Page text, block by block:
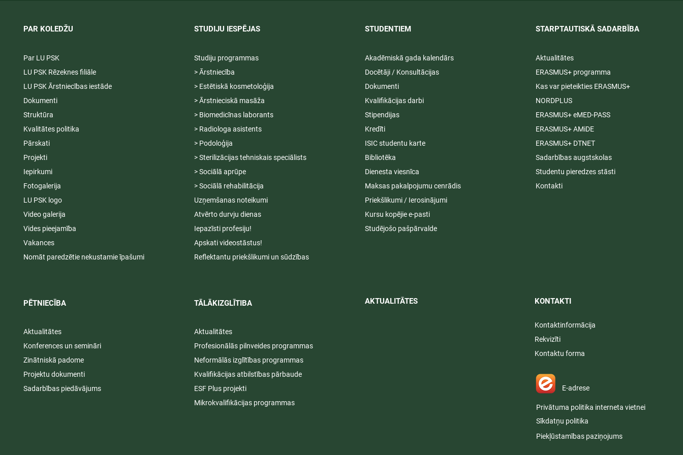
PAR KOLEDŽU
Par LU PSK
LU PSK Rēzeknes filiāle
LU PSK Ārstniecības iestāde
Dokumenti
Struktūra
Kvalitātes politika
Pārskati
Projekti
Iepirkumi
Fotogalerija
LU PSK logo
Video galerija
Vides pieejamība
Vakances
Nomāt paredzētie nekustamie īpašumi
PĒTNIECĪBA
Aktualitātes
Konferences un semināri
Zinātniskā padome
Projektu dokumenti
Sadarbības piedāvājums
STUDIJU IESPĒJAS
Studiju programmas
> Ārstniecība
> Estētiskā kosmetoloģija
> Ārstnieciskā masāža
> Biomedicīnas laborants
> Radiologa asistents
> Podoloģija
> Sterilizācijas tehniskais speciālists
> Sociālā aprūpe
> Sociālā rehabilitācija
Uzņemšanas noteikumi
Atvērto durvju dienas
Iepazīsti profesiju!
Apskati videostāstus!
Reflektantu priekšlikumi un sūdzības
TĀLĀKIZGLĪTIBA
Aktualitātes
Profesionālās pilnveides programmas
Neformālās izglītības programmas
Kvalifikācijas atbilstības pārbaude
ESF Plus projekti
Mikrokvalifikācijas programmas
STUDENTIEM​
Akadēmiskā gada kalendārs
Docētāji / Konsultācijas
Dokumenti
Kvalifikācijas darbi
Stipendijas
Kredīti
ISIC studentu karte
Bibliotēka
Dienesta viesnīca
Maksas pakalpojumu cenrādis
Priekšlikumi / Ierosinājumi
Kursu kopējie e-pasti
Studējošo pašpārvalde
AKTUALITĀTES​​
STARPTAUTISKĀ SADARBĪBA​
Aktualitātes
ERASMUS+ programma
Kas var pieteikties ERASMUS+
NORDPLUS
ERASMUS+ eMED-PASS
ERASMUS+ AMiDE
ERASMUS+ DTNET
Sadarbības augstskolas
Studentu pieredzes stāsti
Kontakti
KONTAKTI​
Kontaktinformācija
Rekvizīti
Kontaktu forma
E-adrese
Privātuma politika interneta vietnei
Sīkdatņu politika
Piekļūstamības paziņojums